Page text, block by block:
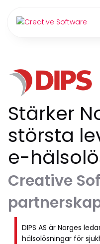
Stärker
största
e-
Creative
DIPS AS är Norges
hälsolösningar för